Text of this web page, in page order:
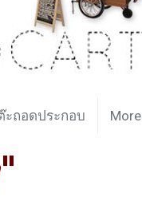
ะถอดประกอบ More